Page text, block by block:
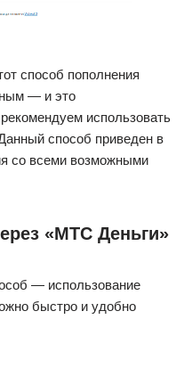
способ пополнения
— и это
использовать
способ приведен в
со всеми возможными
«МТС Деньги»
— использование
быстро и удобно